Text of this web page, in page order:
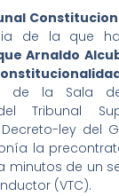
de la que
Arnaldo
de la Sala
Tribunal
ley del
la
minutos de un
(VTC).